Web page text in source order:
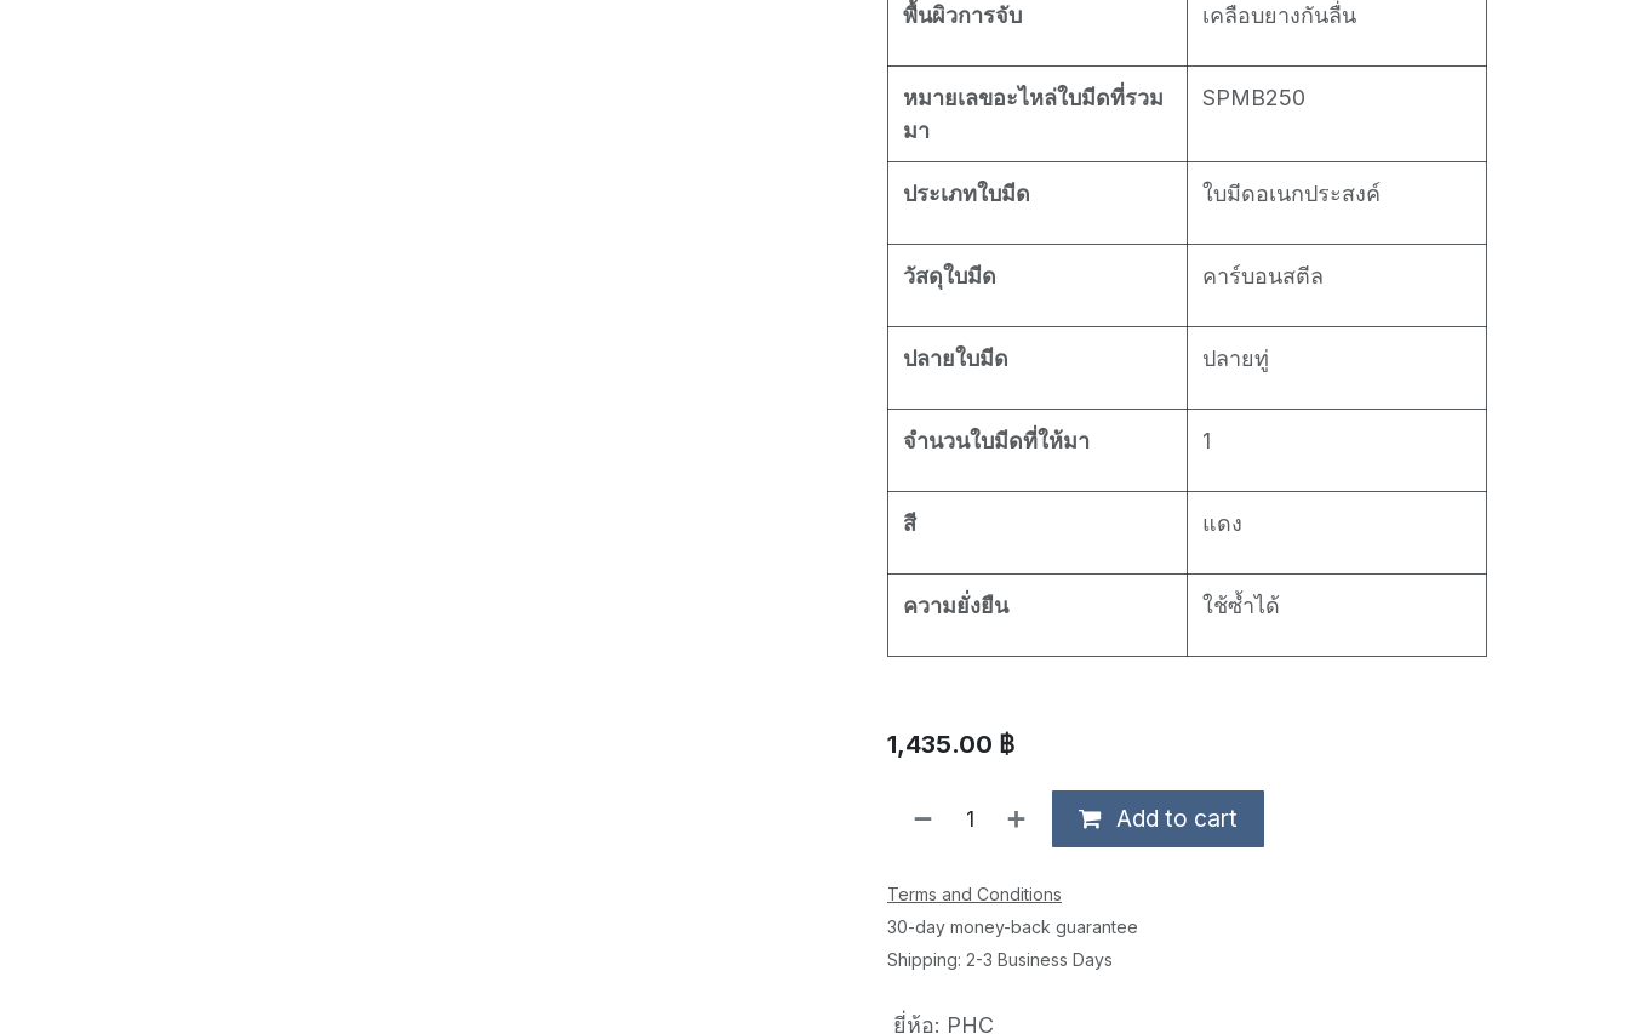
พื้นผิวการจับ เคลือบยางกันลื่น
หมายเลขอะไหล่ใบมีดที่รวม
มา
SPMB250
ประเภทใบมีด ใบมีดอเนกประสงค์
วัสดุใบมีด คาร์บอนสตีล
ปลายใบมีด ปลายทู่
จำนวนใบมีดที่ให้มา 1
สี แดง
ความยั่งยืน ใช้ซ้ำได้
1,435.00 ฿
Add to cart
Terms and Conditions
30-day money-back guarantee
Shipping: 2-3 Business Days
ยี่ห้อ: PHC